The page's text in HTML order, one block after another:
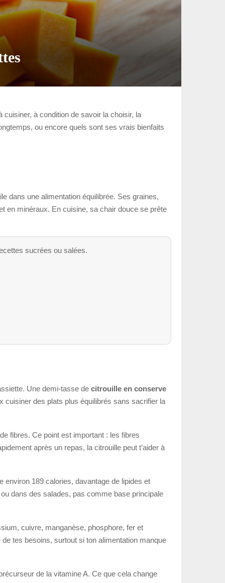
cuisiner, à condition de savoir la choisir, la
ou encore quels sont ses vrais bienfaits
dans une alimentation équilibrée. Ses graines,
en minéraux. En cuisine, sa chair douce se prête
sucrées ou salées.
Une demi-tasse de citrouille en conserve
cuisiner des plats plus équilibrés sans sacrifier la
fibres. Ce point est important : les fibres
après un repas, la citrouille peut t’aider à
environ 189 calories, davantage de lipides et
dans des salades, pas comme base principale
cuivre, manganèse, phosphore, fer et
tes besoins, surtout si ton alimentation manque
de la vitamine A. Ce que cela change